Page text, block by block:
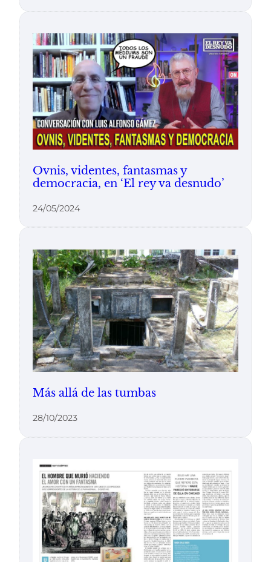
Ovnis, videntes, fantasmas y
democracia, en ‘El rey va desnudo’
24/05/2024
Más allá de las tumbas
28/10/2023